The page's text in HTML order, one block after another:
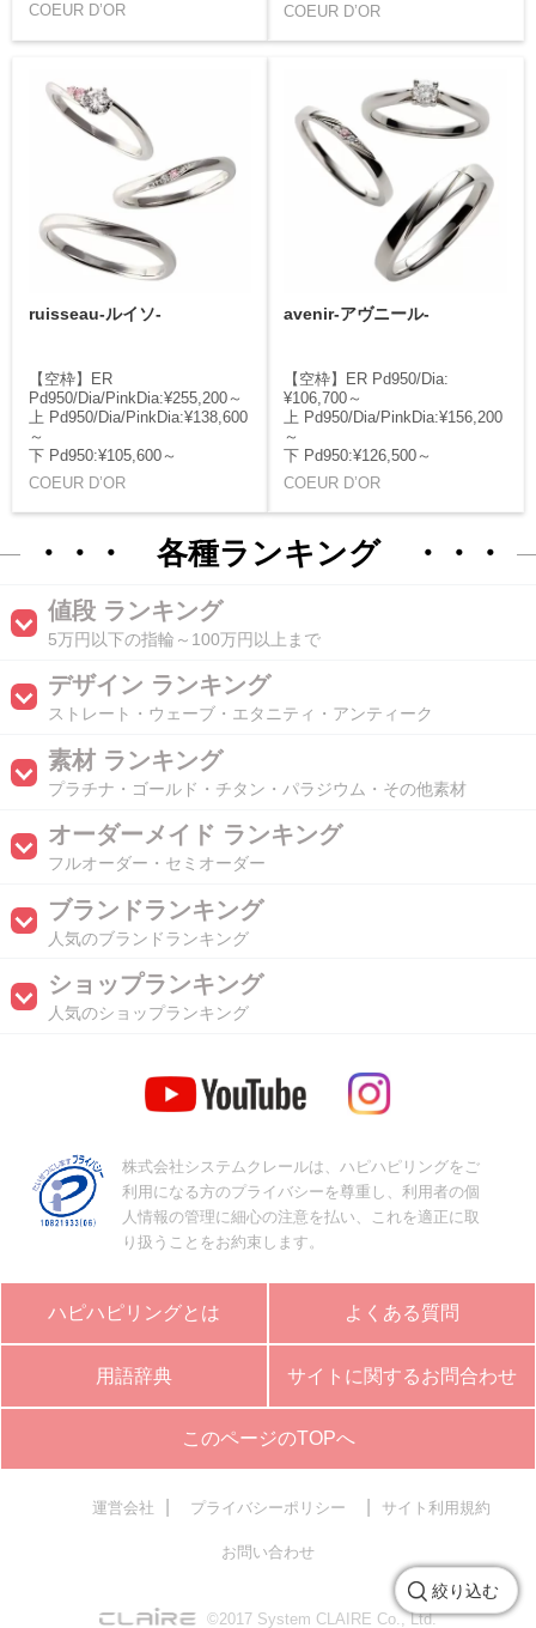
絞り込む
COEUR D’OR
COEUR D’OR
ruisseau-ルイソ-
【空枠】ER
Pd950/Dia/PinkDia:¥255,200～
上 Pd950/Dia/PinkDia:¥138,600
～
下 Pd950:¥105,600～
COEUR D’OR
avenir-アヴニール-
【空枠】ER Pd950/Dia:
¥106,700～
上 Pd950/Dia/PinkDia:¥156,200
～
下 Pd950:¥126,500～
COEUR D’OR
・・・ 各種ランキング ・・・
値段 ランキング
5万円以下の指輪～100万円以上まで
デザイン ランキング
ストレート・ウェーブ・エタニティ・アンティーク
素材 ランキング
プラチナ・ゴールド・チタン・パラジウム・その他素材
オーダーメイド ランキング
フルオーダー・セミオーダー
ブランドランキング
人気のブランドランキング
ショップランキング
人気のショップランキング
株式会社システムクレールは、ハピハピリングをご
利用になる方のプライバシーを尊重し、利用者の個
人情報の管理に細心の注意を払い、これを適正に取
り扱うことをお約束します。
ハピハピリングとは よくある質問
用語辞典 サイトに関するお問合わせ
このページのTOPへ
運営会社 プライバシーポリシー サイト利用規約
お問い合わせ
©2017 System CLAIRE Co., Ltd.